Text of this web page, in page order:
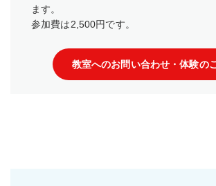
ます。
参加費は2,500円です。
教室へのお問い合わせ・体験の